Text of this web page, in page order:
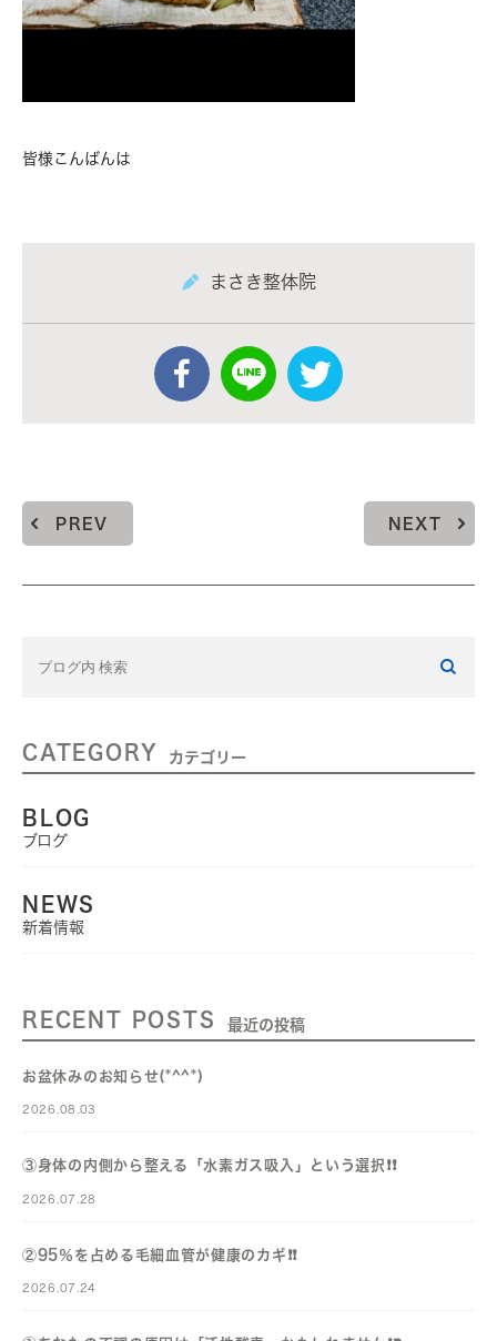
皆様こんばんは
まさき整体院
PREV NEXT
CATEGORY カテゴリー
BLOG
ブログ
NEWS
新着情報
RECENT POSTS 最近の投稿
お盆休みのお知らせ(*^^*)
2026.08.03
③身体の内側から整える「水素ガス吸入」という選択❗️❗️
2026.07.28
②95％を占める毛細血管が健康のカギ❗️❗️
2026.07.24